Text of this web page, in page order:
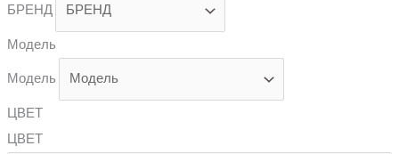
БРЕНД
Модель
Модель
ЦВЕТ
ЦВЕТ